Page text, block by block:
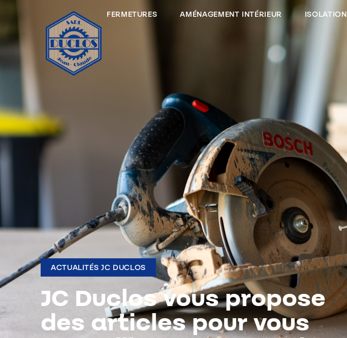
FERMETURES AMÉNAGEMENT INTÉRIEUR ISOLATION
ACTUALITÉS JC DUCLOS
JC Duclos vous propose
des articles pour vous